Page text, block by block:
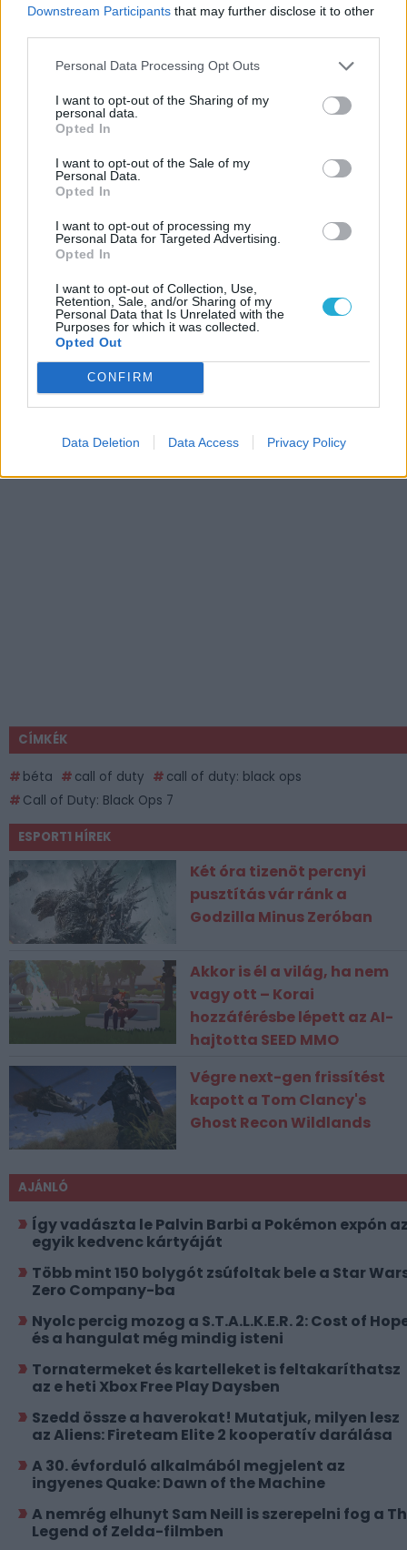
Downstream Participants that may further disclose it to other
Personal Data Processing Opt Outs
I want to opt-out of the Sharing of my
personal data.
Opted In
I want to opt-out of the Sale of my
Personal Data.
Opted In
I want to opt-out of processing my
Personal Data for Targeted Advertising.
Opted In
I want to opt-out of Collection, Use,
Retention, Sale, and/or Sharing of my
Personal Data that Is Unrelated with the
Purposes for which it was collected.
Opted Out
CONFIRM
Data Deletion Data Access Privacy Policy
LEGFRISSEBB VIDEÓNK
CÍMKÉK
béta call of duty
call of duty: black ops
Call of Duty: Black Ops 7
ESPORT1 HÍREK
Két óra tizenöt percnyi
pusztítás vár ránk a
Godzilla Minus Zeróban
Akkor is él a világ, ha nem
vagy ott – Korai
hozzáférésbe lépett az AI-
hajtotta SEED MMO
Végre next-gen frissítést
kapott a Tom Clancy's
Ghost Recon Wildlands
AJÁNLÓ
Így vadászta le Palvin Barbi a Pokémon expón
egyik kedvenc kártyáját
Több mint 150 bolygót zsúfoltak bele a Star
Zero Company-ba
Nyolc percig mozog a S.T.A.L.K.E.R. 2: Cost of
és a hangulat még mindig isteni
Tornatermeket és kartelleket is feltakaríthatsz
az e heti Xbox Free Play Daysben
Szedd össze a haverokat! Mutatjuk, milyen lesz
az Aliens: Fireteam Elite 2 kooperatív darálása
A 30. évforduló alkalmából megjelent az
ingyenes Quake: Dawn of the Machine
A nemrég elhunyt Sam Neill is szerepelni fog a
Legend of Zelda-filmben